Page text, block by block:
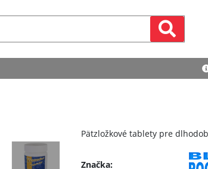
Pätzložkové tablety pre
Značka: